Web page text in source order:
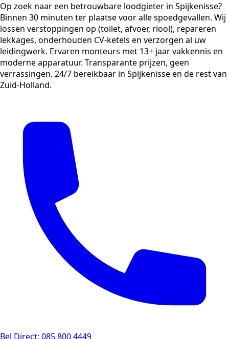
Op zoek naar een betrouwbare loodgieter in Spijkenisse?
Binnen 30 minuten ter plaatse voor alle spoedgevallen. Wij
lossen verstoppingen op (toilet, afvoer, riool), repareren
lekkages, onderhouden CV-ketels en verzorgen al uw
leidingwerk. Ervaren monteurs met 13+ jaar vakkennis en
moderne apparatuur. Transparante prijzen, geen
verrassingen. 24/7 bereikbaar in Spijkenisse en de rest van
Zuid-Holland.
Bel Direct: 085 800 4449